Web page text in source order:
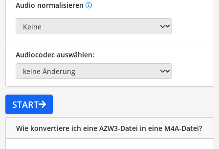
Audio normalisieren
Audiocodec auswählen:
START
Wie konvertiere ich eine AZW3-Datei in eine M4A-Datei?